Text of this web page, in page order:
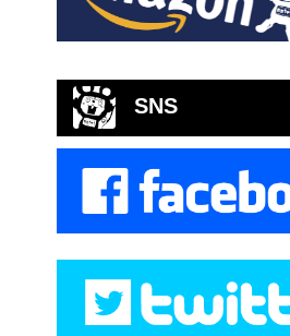
SNS